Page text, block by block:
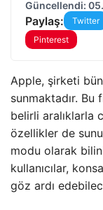
Güncellendi:
Paylaş: Twitter
Pinterest
Apple, şirketi
sunmaktadır. Bu
belirli aralıklarla
özellikler de
modu olarak
kullanıcılar,
göz ardı